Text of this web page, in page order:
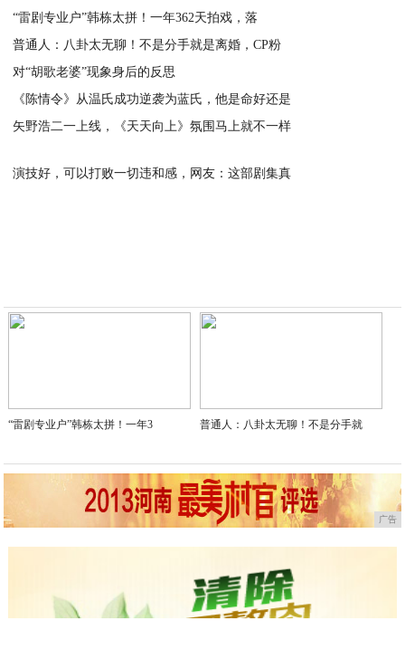
“雷剧专业户”韩栋太拼！一年362天拍戏，落
普通人：八卦太无聊！不是分手就是离婚，CP粉
对“胡歌老婆”现象身后的反思
《陈情令》从温氏成功逆袭为蓝氏，他是命好还是
矢野浩二一上线，《天天向上》氛围马上就不一样
演技好，可以打败一切违和感，网友：这部剧集真
“雷剧专业户”韩栋太拼！一年3 普通人：八卦太无聊！不是分手就
广告